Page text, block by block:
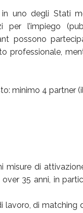
uno degli Stati
per l’impiego
possono
professionale,
minimo 4 partner
di
35 anni, in
lavoro, di matching